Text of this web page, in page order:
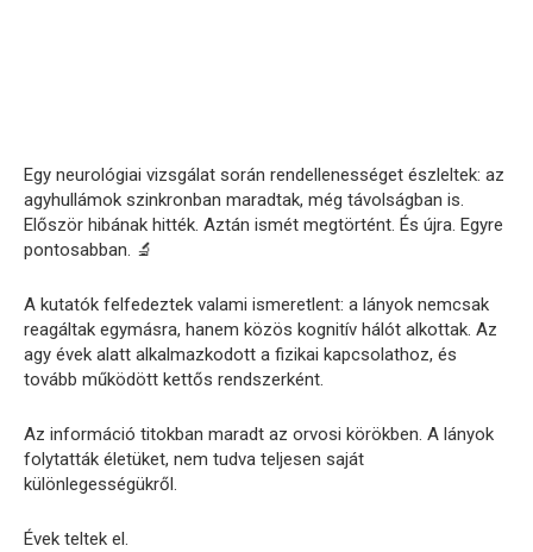
Egy neurológiai vizsgálat során rendellenességet észleltek: az
agyhullámok szinkronban maradtak, még távolságban is.
Először hibának hitték. Aztán ismét megtörtént. És újra. Egyre
pontosabban. 🔬
A kutatók felfedeztek valami ismeretlent: a lányok nemcsak
reagáltak egymásra, hanem közös kognitív hálót alkottak. Az
agy évek alatt alkalmazkodott a fizikai kapcsolathoz, és
tovább működött kettős rendszerként.
Az információ titokban maradt az orvosi körökben. A lányok
folytatták életüket, nem tudva teljesen saját
különlegességükről.
Évek teltek el.